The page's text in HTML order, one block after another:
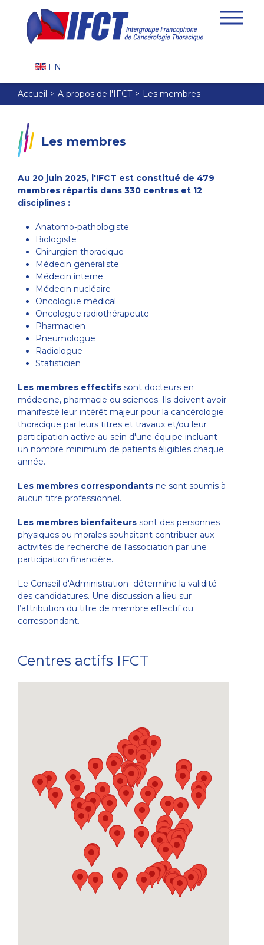
EN
Accueil A propos de l'IFCT Les membres
Les membres
Au 20 juin 2025, l'IFCT est constitué de 479
membres répartis dans 330 centres et 12
disciplines :
Anatomo-pathologiste
Biologiste
Chirurgien thoracique
Médecin généraliste
Médecin interne
Médecin nucléaire
Oncologue médical
Oncologue radiothérapeute
Pharmacien
Pneumologue
Radiologue
Statisticien
Les membres effectifs sont docteurs en
médecine, pharmacie ou sciences. Ils doivent avoir
manifesté leur intérêt majeur pour la cancérologie
thoracique par leurs titres et travaux et/ou leur
participation active au sein d'une équipe incluant
un nombre minimum de patients éligibles chaque
année.
Les membres correspondants ne sont soumis à
aucun titre professionnel.
Les membres bienfaiteurs sont des personnes
physiques ou morales souhaitant contribuer aux
activités de recherche de l'association par une
participation financière.
Le Conseil d'Administration détermine la validité
des candidatures. Une discussion a lieu sur
l’attribution du titre de membre effectif ou
correspondant.
Centres actifs IFCT